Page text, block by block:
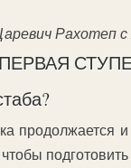
Рахотеп с
продолжается